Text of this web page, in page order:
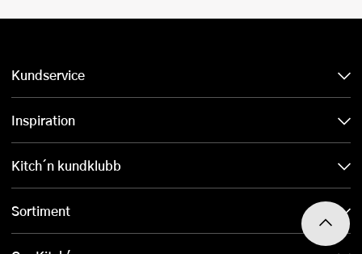
Kundservice
Inspiration
Kitch´n kundklubb
Sortiment